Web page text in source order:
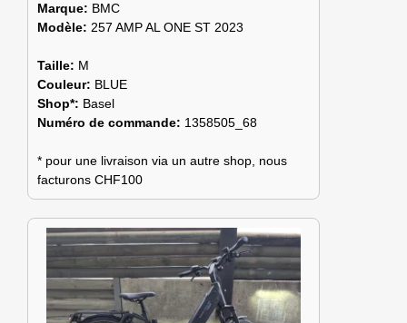
Marque: BMC
Modèle: 257 AMP AL ONE ST 2023
Taille: M
Couleur: BLUE
Shop*: Basel
Numéro de commande: 1358505_68
* pour une livraison via un autre shop, nous
facturons CHF100